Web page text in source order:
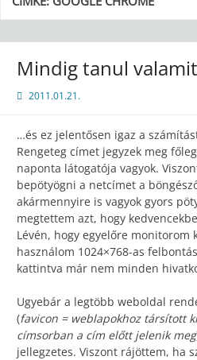
Mindig tanul
2011.01.21.
…és ez jelentősen igaz a
Rengeteg címet jegyzek meg
naponta látogatója vagyok.
bepötyögni a netcímet a
akármennyire is vagyok gyors
megtettem azt, hogy
Lévén, hogy egyelőre monitorom
használom 1024×768-as
kattintva már nem minden
Ugyebár a legtöbb weboldal
(favicon = weblapokhoz társított
címsorban a cím előtt jelenik meg
jellegzetes. Viszont rájöttem, ha